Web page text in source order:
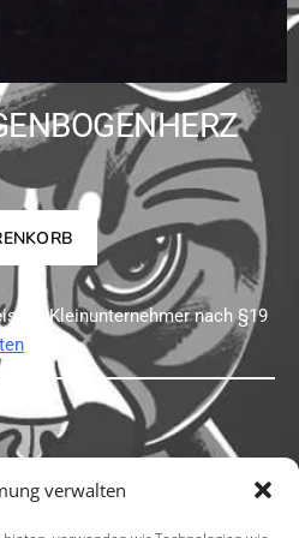
verwalten
da Kleinunternehmer nach §19